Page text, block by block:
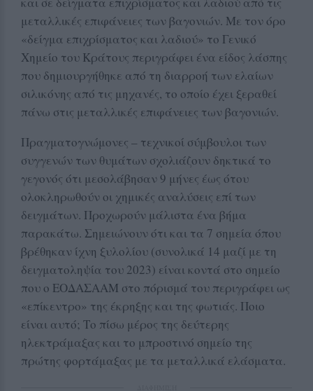
μεταλλικές επιφάνειες των βαγονιών. Με τον όρο
«δείγμα επιχρίσματος και λαδιού» το Γενικό
Χημείο του Κράτους περιγράφει ένα είδος λάσπης
που δημιουργήθηκε από τη διαρροή των ελαίων
σιλικόνης από τις μηχανές, το οποίο έχει ξεραθεί
πάνω στις μεταλλικές επιφάνειες των βαγονιών.
Πραγματογνώμονες – τεχνικοί σύμβουλοι των
συγγενών των θυμάτων σχολιάζουν δηκτικά το
γεγονός ότι μεσολάβησαν 9 μήνες έως ότου
ολοκληρωθούν οι χημικές αναλύσεις επί των
δειγμάτων. Προχωρούν μάλιστα ένα βήμα
παρακάτω. Σημειώνουν ότι και τα 7 σημεία όπου
βρέθηκαν ίχνη ξυλολίου (συνολικά 14 μαζί με τη
δειγματοληψία του 2023) είναι κοντά στο σημείο
που ο ΕΟΔΑΣΑΑΜ στο πόρισμά του περιγράφει ως
«επίκεντρο» της έκρηξης και της φωτιάς. Ποιο
είναι αυτό; Το πίσω μέρος της δεύτερης
ηλεκτράμαξας και το μπροστινό σημείο της
πρώτης φορτάμαξας με τα μεταλλικά ελάσματα.